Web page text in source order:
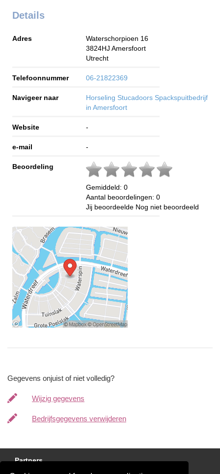
Details
Adres
Waterschorpioen 16
3824HJ Amersfoort
Utrecht
Telefoonnummer 06-21822369
Navigeer naar
Horseling Stucadoors Spackspuitbedrijf
in Amersfoort
Website -
e-mail -
Beoordeling
Gemiddeld: 0
Aantal beoordelingen: 0
Jij beoordeelde Nog niet beoordeeld
Gegevens onjuist of niet volledig?
Wijzig gegevens
Bedrijfsgegevens verwijderen
Partners